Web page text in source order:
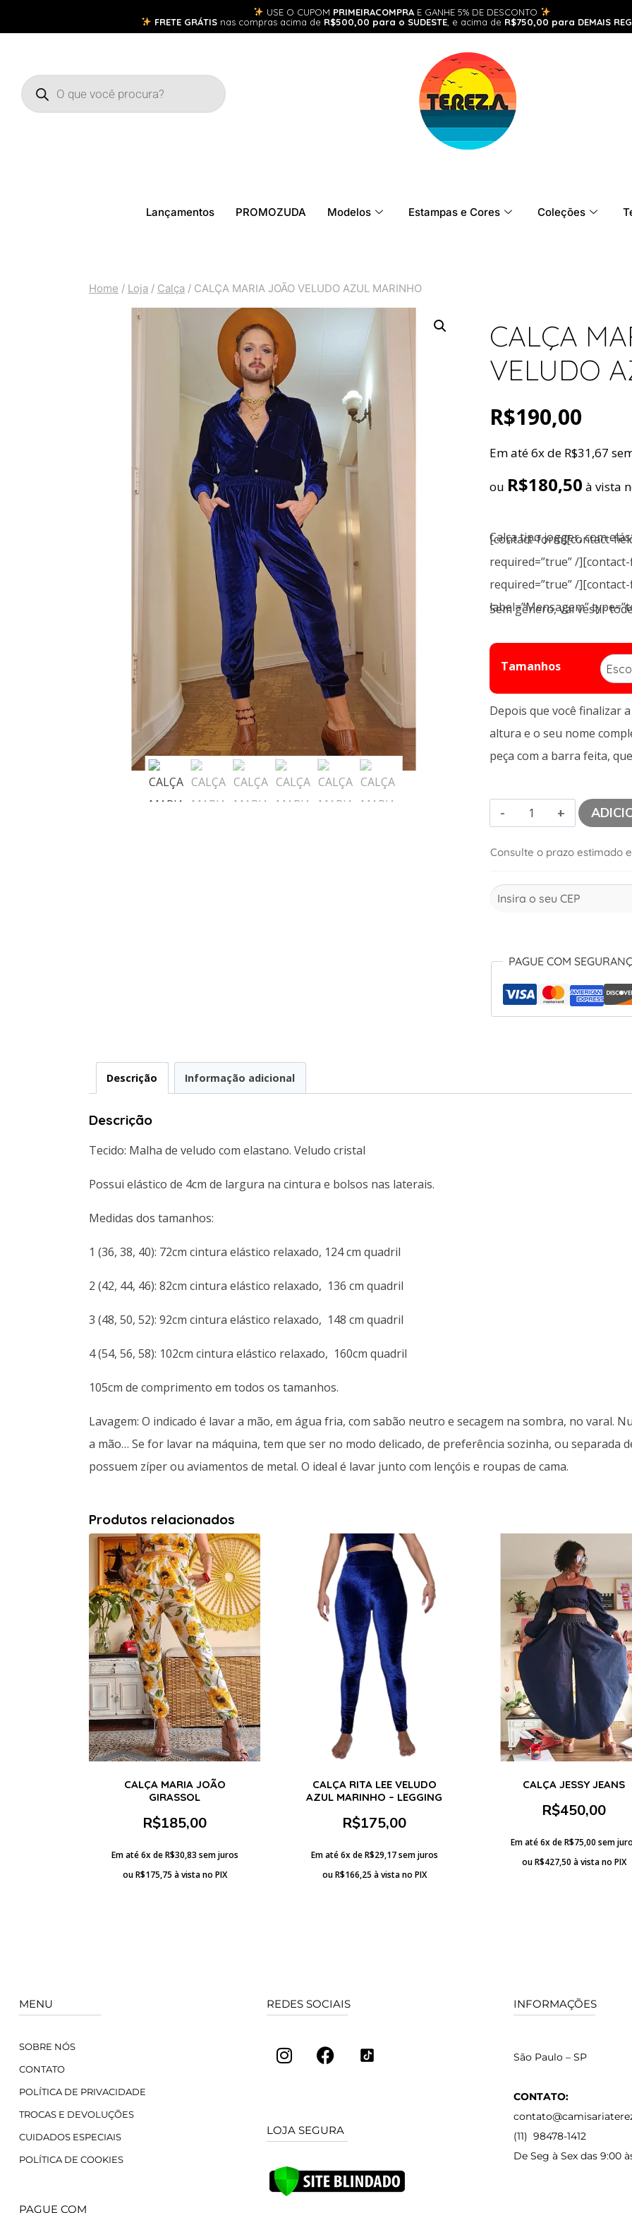
USE O CUPOM PRIMEIRACOMPRA E GANHE 5% DE DESCONTO
FRETE GRÁTIS nas compras acima de R$500,00 para o SUDESTE , e acima de R$750,00 para DEMAIS
Lançamentos PROMOZUDA Modelos Estampas e Cores Coleções
Home / Loja / Calça / CALÇA MARIA JOÃO VELUDO AZUL MARINHO
CALÇA
VELUDO
R$190,00
Em até 6x de R$31,67
ou R$180,50 à vista
Calça tipo jogger, com
[contact-form][contact-
required=”true” /][contact-
required=”true” /
label=”Mensagem”
Sem gênero, vai vestir
Tamanhos
Depois que você finalizar
altura e o seu nome
peça com a barra feita,
Consulte o prazo estimado
PAGUE COM
Descrição Informação adicional
Descrição
Tecido: Malha de veludo com elastano. Veludo cristal
Possui elástico de 4cm de largura na cintura e bolsos nas laterais.
Medidas dos tamanhos:
1 (36, 38, 40): 72cm cintura elástico relaxado, 124 cm quadril
2 (42, 44, 46): 82cm cintura elástico relaxado, 136 cm quadril
3 (48, 50, 52): 92cm cintura elástico relaxado, 148 cm quadril
4 (54, 56, 58): 102cm cintura elástico relaxado, 160cm quadril
105cm de comprimento em todos os tamanhos.
Lavagem: O indicado é lavar a mão, em água fria, com sabão neutro e secagem na sombra, no varal.
a mão… Se for lavar na máquina, tem que ser no modo delicado, de preferência sozinha, ou separada
possuem zíper ou aviamentos de metal. O ideal é lavar junto com lençóis e roupas de cama.
Produtos relacionados
CALÇA MARIA JOÃO
GIRASSOL
R$185,00
Em até 6x deR$30,83 sem juros
ou R$175,75 à vista no PIX
CALÇA RITA LEE VELUDO
AZUL MARINHO – LEGGING
R$175,00
Em até 6x deR$29,17 sem juros
ou R$166,25 à vista no PIX
CALÇA JESSY JEANS
R$450,00
Em até 6x deR$75,00 sem
ou R$427,50 à vista no PIX
MENU
SOBRE NÓS
CONTATO
POLÍTICA DE PRIVACIDADE
TROCAS E DEVOLUÇÕES
CUIDADOS ESPECIAIS
POLÍTICA DE COOKIES
PAGUE COM
REDES SOCIAIS
LOJA SEGURA
INFORMAÇÕES
São Paulo – SP
CONTATO:
(11) 98478-1412
De Seg à Sex das 9:00